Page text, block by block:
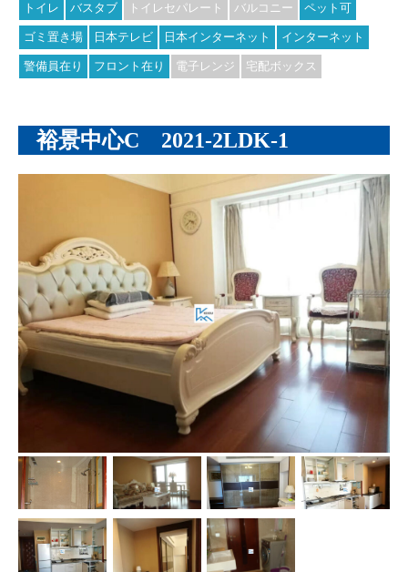
トイレ バスタブ トイレセパレート バルコニー ペット可
ゴミ置き場 日本テレビ 日本インターネット インターネット
警備員在り フロント在り 電子レンジ 宅配ボックス
裕景中心C 2021-2LDK-1